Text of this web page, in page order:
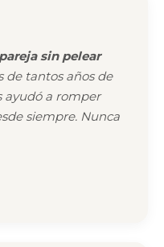
sin pelear
de tantos años de
ayudó a romper
siempre. Nunca